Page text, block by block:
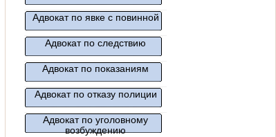
Адвокат по явке с повинной
Адвокат по следствию
Адвокат по показаниям
Адвокат по отказу полиции
Адвокат по уголовному
возбуждению